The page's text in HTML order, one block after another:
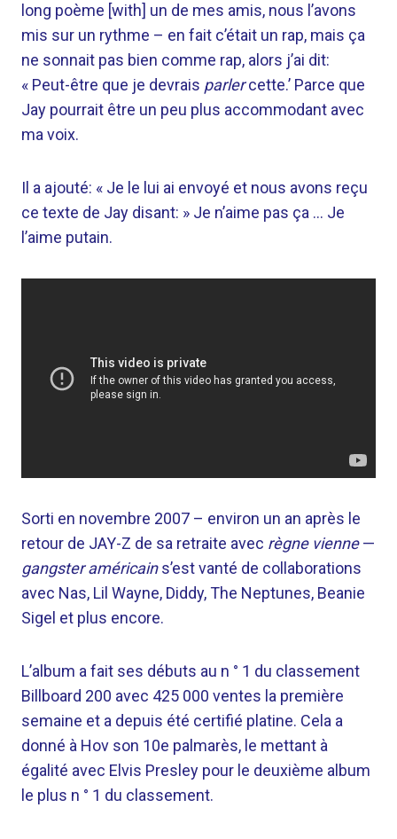
long poème [with] un de mes amis, nous l’avons
mis sur un rythme – en fait c’était un rap, mais ça
ne sonnait pas bien comme rap, alors j’ai dit:
« Peut-être que je devrais parlercette.’ Parce que
Jay pourrait être un peu plus accommodant avec
ma voix.
Il a ajouté: « Je le lui ai envoyé et nous avons reçu
ce texte de Jay disant: » Je n’aime pas ça … Je
l’aime putain.
Sorti en novembre 2007 – environ un an après le
retour de JAY-Z de sa retraite avec règne vienne—
gangster américains’est vanté de collaborations
avec Nas, Lil Wayne, Diddy, The Neptunes, Beanie
Sigel et plus encore.
L’album a fait ses débuts au n ° 1 du classement
Billboard 200 avec 425 000 ventes la première
semaine et a depuis été certifié platine. Cela a
donné à Hov son 10e palmarès, le mettant à
égalité avec Elvis Presley pour le deuxième album
le plus n ° 1 du classement.